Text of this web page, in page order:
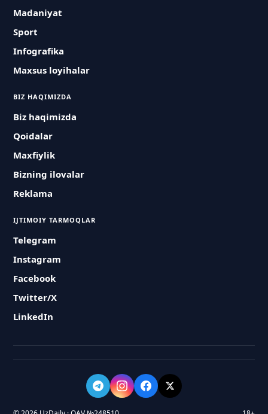
Madaniyat
Sport
Infografika
Maxsus loyihalar
BIZ HAQIMIZDA
Biz haqimizda
Qoidalar
Maxfiylik
Bizning ilovalar
Reklama
IJTIMOIY TARMOQLAR
Telegram
Instagram
Facebook
Twitter/X
LinkedIn